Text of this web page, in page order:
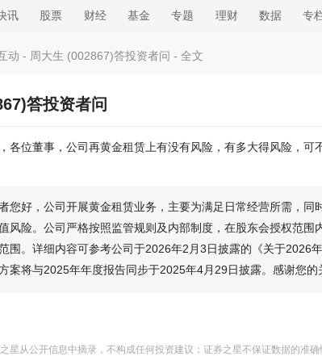
讯 股票 财经 基金 专题 理财 数据 专
动 - 周大生 (002867)答投资者问 - 全文
答投资者问
各位董事，公司再黄金租赁上有没有风险，有多大得风险，可
您好，公司开展黄金租赁业务，主要为满足日常经营所需，同
风险。公司严格按照监管规则及内部制度，在股东会授权范围
围。详细内容可参考公司于2026年2月3日披露的《关于2026
案将与2025年年度报告同步于2025年4月29日披露。感谢您的
星从公开信息中摘录，不构成任何投资建议；证券之星不保证数据的准确